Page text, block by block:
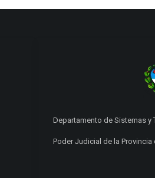
Departamento de Sistemas
Poder Judicial de la Provincia